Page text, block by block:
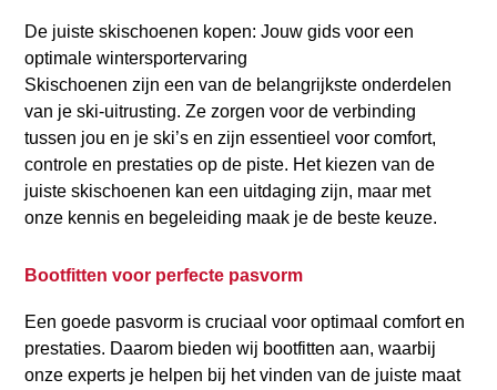
De juiste skischoenen kopen: Jouw gids voor een
optimale wintersportervaring
Skischoenen zijn een van de belangrijkste onderdelen
van je ski-uitrusting. Ze zorgen voor de verbinding
tussen jou en je ski’s en zijn essentieel voor comfort,
controle en prestaties op de piste. Het kiezen van de
juiste skischoenen kan een uitdaging zijn, maar met
onze kennis en begeleiding maak je de beste keuze.
Bootfitten voor perfecte pasvorm
Een goede pasvorm is cruciaal voor optimaal comfort en
prestaties. Daarom bieden wij bootfitten aan, waarbij
onze experts je helpen bij het vinden van de juiste maat